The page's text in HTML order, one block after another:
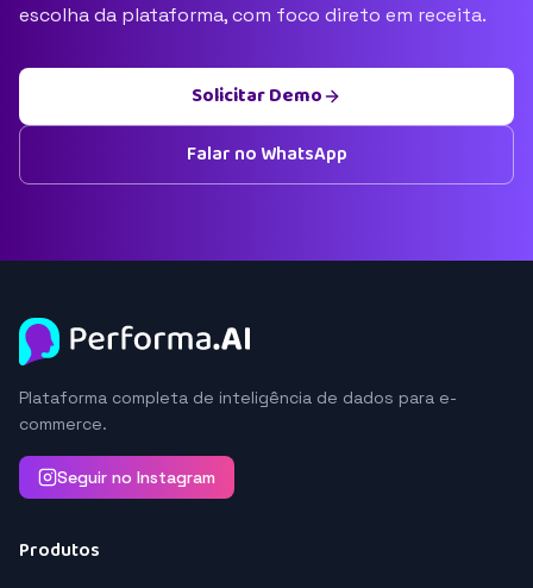
escolha da plataforma, com foco direto em receita.
Solicitar Demo
Falar no WhatsApp
Plataforma completa de inteligência de dados para e-
commerce.
Seguir no Instagram
Produtos